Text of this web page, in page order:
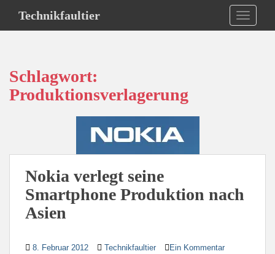
Technikfaultier
Schlagwort:
Produktionsverlagerung
Nokia verlegt seine
Smartphone Produktion nach
Asien
8. Februar 2012 Technikfaultier Ein Kommentar